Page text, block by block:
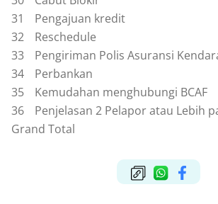
31
Pengajuan kredit
32
Reschedule
33
Pengiriman Polis Asuransi
34
Perbankan
35
Kemudahan menghubungi BCAF
36
Penjelasan 2 Pelapor atau Lebih
Grand Total